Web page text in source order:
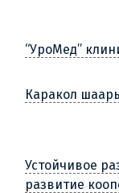
“УроМед”
Каракол
Устойчивое
развитие